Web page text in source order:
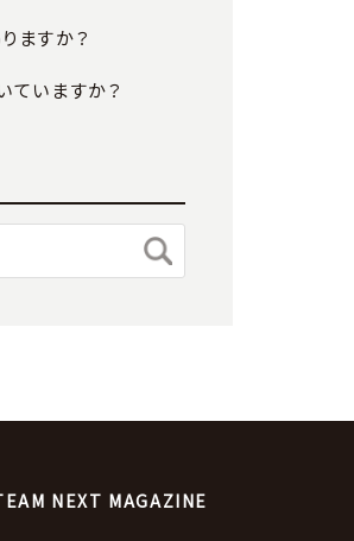
ますか？
ていますか？
NEXT MAGAZINE